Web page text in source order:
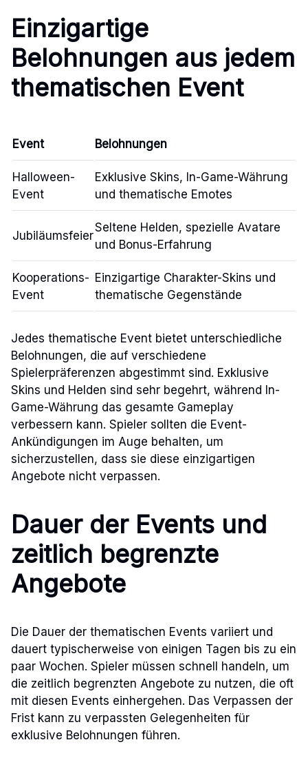
Einzigartige
Belohnungen aus jedem
thematischen Event
Event Belohnungen
Halloween-
Event
Exklusive Skins, In-Game-Währung
und thematische Emotes
Jubiläumsfeier
Seltene Helden, spezielle Avatare
und Bonus-Erfahrung
Kooperations-
Event
Einzigartige Charakter-Skins und
thematische Gegenstände
Jedes thematische Event bietet unterschiedliche
Belohnungen, die auf verschiedene
Spielerpräferenzen abgestimmt sind. Exklusive
Skins und Helden sind sehr begehrt, während In-
Game-Währung das gesamte Gameplay
verbessern kann. Spieler sollten die Event-
Ankündigungen im Auge behalten, um
sicherzustellen, dass sie diese einzigartigen
Angebote nicht verpassen.
Dauer der Events und
zeitlich begrenzte
Angebote
Die Dauer der thematischen Events variiert und
dauert typischerweise von einigen Tagen bis zu ein
paar Wochen. Spieler müssen schnell handeln, um
die zeitlich begrenzten Angebote zu nutzen, die oft
mit diesen Events einhergehen. Das Verpassen der
Frist kann zu verpassten Gelegenheiten für
exklusive Belohnungen führen.